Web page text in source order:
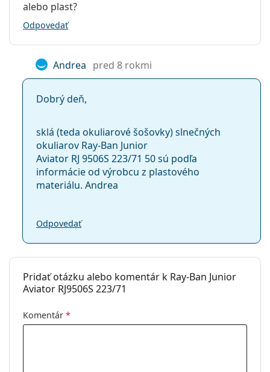
alebo plast?
Odpovedať
Andrea pred 8 rokmi
Dobrý deň,
sklá (teda okuliarové šošovky) slnečných
okuliarov Ray-Ban Junior
Aviator RJ 9506S 223/71 50 sú podľa
informácie od výrobcu z plastového
materiálu. Andrea
Odpovedať
Pridať otázku alebo komentár k Ray-Ban Junior
Aviator RJ9506S 223/71
Komentár *